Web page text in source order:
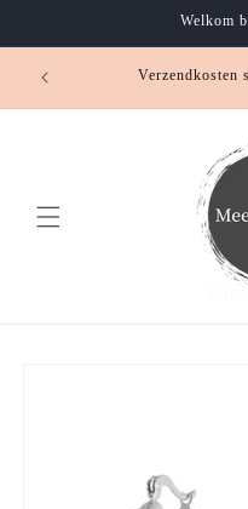
content
Welkom
Verzendkosten